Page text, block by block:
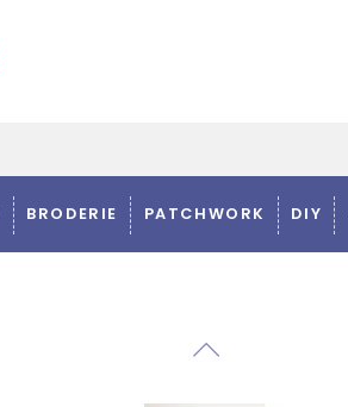
BRODERIE PATCHWORK DIY